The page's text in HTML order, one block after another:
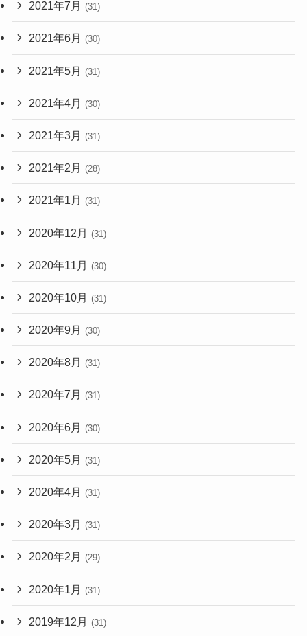
2021年7月 (31)
2021年6月 (30)
2021年5月 (31)
2021年4月 (30)
2021年3月 (31)
2021年2月 (28)
2021年1月 (31)
2020年12月 (31)
2020年11月 (30)
2020年10月 (31)
2020年9月 (30)
2020年8月 (31)
2020年7月 (31)
2020年6月 (30)
2020年5月 (31)
2020年4月 (31)
2020年3月 (31)
2020年2月 (29)
2020年1月 (31)
2019年12月 (31)